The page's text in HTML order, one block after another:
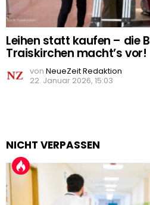
Leihen statt kaufen – die
Traiskirchen macht’s vor!
von NeueZeit Redaktion
22. Januar 2026, 15:03
NICHT VERPASSEN